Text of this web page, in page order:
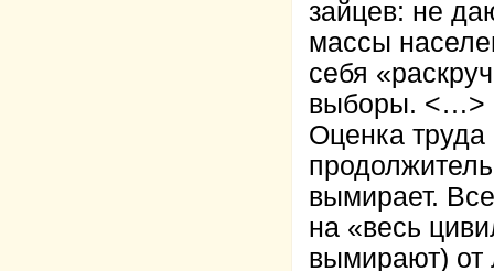
зайцев: не
массы
себя
выборы. <…>
Оценка
вымирает.
на «весь
вымирают) от